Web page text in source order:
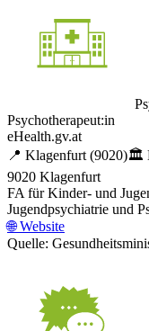
Psychotherapeut:in
eHealth.gv.at
📍 Klagenfurt (9020)🏛️
9020 Klagenfurt
FA für Kinder- und
Jugendpsychiatrie und
🌐Website
Quelle: